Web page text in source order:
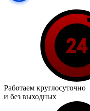
Работаем круглосуточно
и без выходных